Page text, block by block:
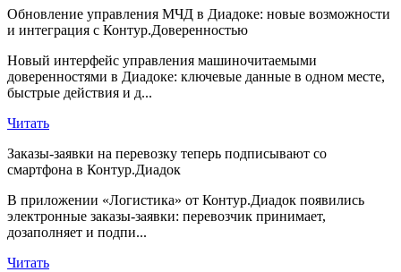
Обновление управления МЧД в Диадоке: новые возможности
и интеграция с Контур.Доверенностью
Новый интерфейс управления машиночитаемыми
доверенностями в Диадоке: ключевые данные в одном месте,
быстрые действия и д...
Читать
Заказы-заявки на перевозку теперь подписывают со
смартфона в Контур.Диадок
В приложении «Логистика» от Контур.Диадок появились
электронные заказы-заявки: перевозчик принимает,
дозаполняет и подпи...
Читать